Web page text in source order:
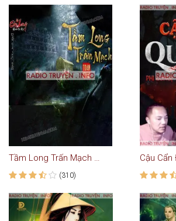
Tầm Long Trấn Mạch Toàn Thư : Ngoại truyện Cửu Long Quái Sự Ký
(310)